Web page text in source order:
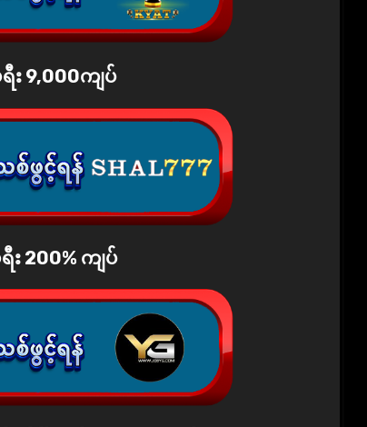
ဖရီး 9,000ကျပ်
ဖရီး 200% ကျပ်